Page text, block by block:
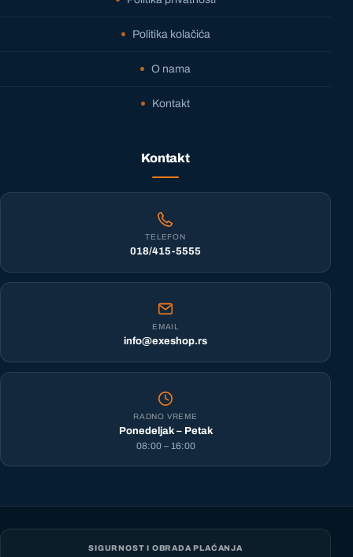
Politika kolačića
O nama
Kontakt
Kontakt
TELEFON
018/415-5555
EMAIL
info@exeshop.rs
RADNO VREME
Ponedeljak – Petak
08:00 – 16:00
SIGURNOST I OBRADA PLAĆANJA